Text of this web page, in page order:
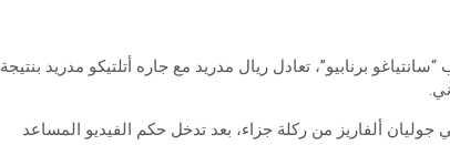
اليوم السبت، 8 فبراير 2025، على ملعب “سانتياغو برنابيو”، تعادل ريال مدريد مع جاره أتلتيكو مدريد بنتيجة
الدقيقة 35 عن طريق الأرجنتيني جوليان ألفاريز من ركلة جزاء، بعد تدخل حكم الفيديو المساعد